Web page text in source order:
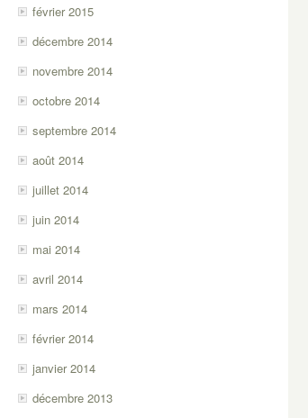
février 2015
décembre 2014
novembre 2014
octobre 2014
septembre 2014
août 2014
juillet 2014
juin 2014
mai 2014
avril 2014
mars 2014
février 2014
janvier 2014
décembre 2013